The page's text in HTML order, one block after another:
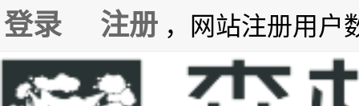
登录 注册 ，网站注册用户